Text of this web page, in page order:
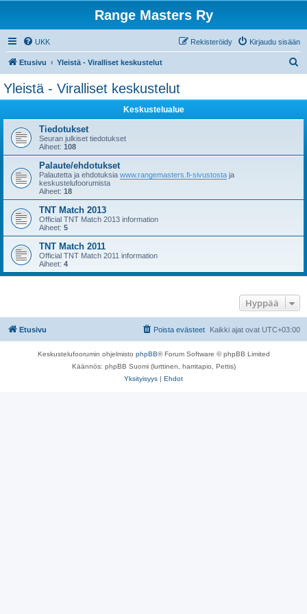
Range Masters Ry
UKK Kirjaudu sisään
Rekisteröidy
Etusivu Yleistä - Viralliset keskustelut
Yleistä - Viralliset keskustelut
Keskustelualue
Tiedotukset
Seuran julkiset tiedotukset
Aiheet: 108
Palaute/ehdotukset
Palautetta ja ehdotuksia www.rangemasters.fi-sivustosta ja
keskustelufoorumista
Aiheet: 18
TNT Match 2013
Official TNT Match 2013 information
Aiheet: 5
TNT Match 2011
Official TNT Match 2011 information
Aiheet: 4
Hyppää
Etusivu Kaikki ajat ovat UTC+03:00
Poista evästeet
Keskustelufoorumin ohjelmisto phpBB® Forum Software © phpBB Limited
Käännös: phpBB Suomi (lurttinen, harritapio, Pettis)
Yksityisyys | Ehdot